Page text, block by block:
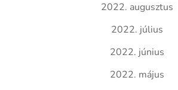
2022. augusztus
2022. július
2022. június
2022. május